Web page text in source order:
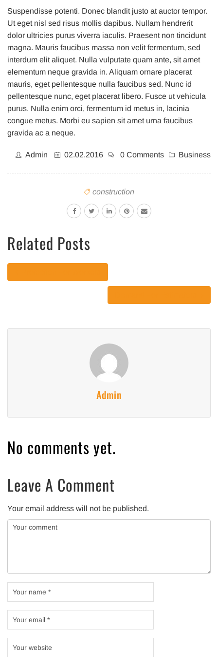
Suspendisse potenti. Donec blandit justo at auctor tempor.
Ut eget nisl sed risus mollis dapibus. Nullam hendrerit
dolor ultricies purus viverra iaculis. Praesent non tincidunt
magna. Mauris faucibus massa non velit fermentum, sed
interdum elit aliquet. Nulla vulputate quam ante, sit amet
elementum neque gravida in. Aliquam ornare placerat
mauris, eget pellentesque nulla faucibus sed. Nunc id
pellentesque nunc, eget placerat libero. Fusce ut vehicula
purus. Nulla enim orci, fermentum id metus in, lacinia
congue metus. Morbi eu sapien sit amet urna faucibus
gravida ac a neque.
Admin 02.02.2016 Business
0 Comments
construction
Related Posts
Admin
No comments yet.
Leave A Comment
Your email address will not be published.